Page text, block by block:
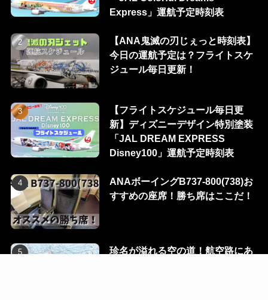
Express」運航予定時刻表
【ANA鬼滅の刃じぇっと時刻表】
今日の運航予定は？フライトスケ
ジュール毎日更新！
【フライトスケジュール毎日更
新】ディズニーデザイン特別塗装
「JAL DREAM EXPRESS
Disney100」運航予定時刻表
ANAボーイングB737-800(738)お
すすめの座席！勝ち席はここだ！
珍名が溢れる空の道！航空路にあ